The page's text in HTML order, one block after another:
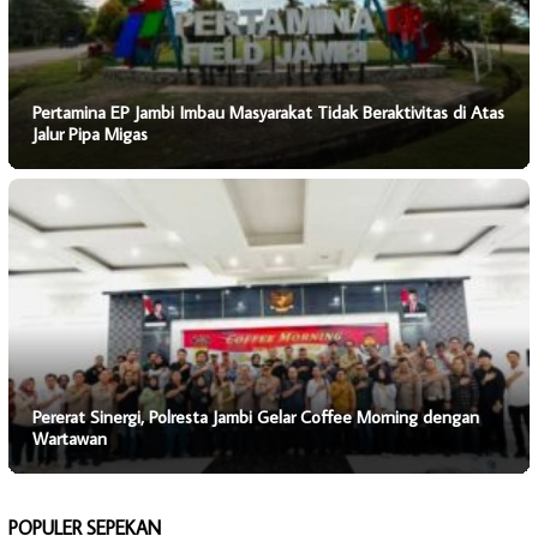
Pertamina EP Jambi Imbau Masyarakat Tidak Beraktivitas di Atas
Jalur Pipa Migas
Pererat Sinergi, Polresta Jambi Gelar Coffee Morning dengan
Wartawan
POPULER SEPEKAN